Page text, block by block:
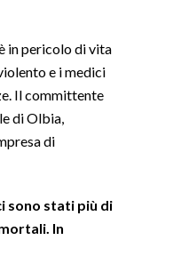
in pericolo di vita
e i medici
Il committente
di Olbia,
di
sono stati più di
In